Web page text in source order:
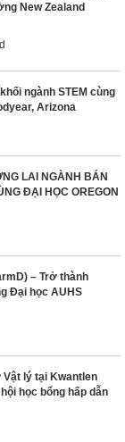
New Zealand
ngành STEM cùng
Arizona
LAI NGÀNH BÁN
ĐẠI HỌC OREGON
– Trở thành
Đại học AUHS
Vật lý tại Kwantlen
học bổng hấp dẫn